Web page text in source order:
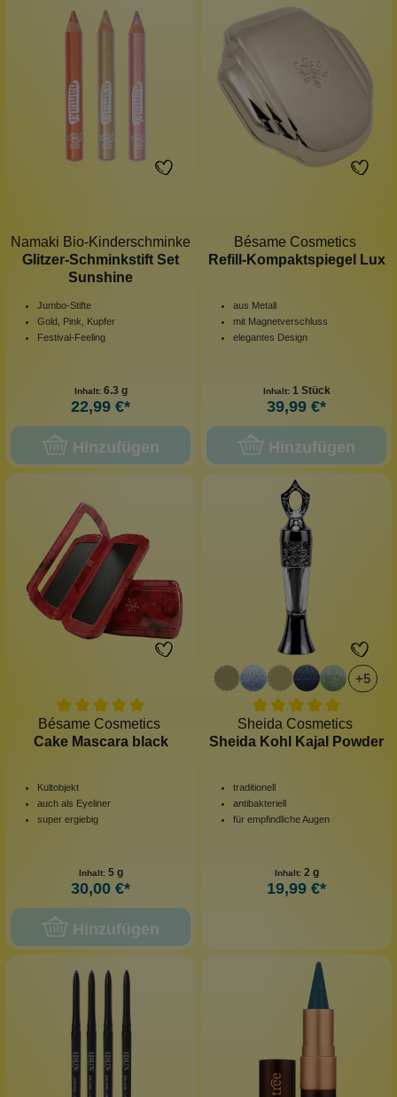
Namaki Bio-Kinderschminke
Glitzer-Schminkstift Set
Sunshine
Jumbo-Stifte
Gold, Pink, Kupfer
Festival-Feeling
Inhalt: 6.3 g
22,99 €*
Hinzufügen
Bésame Cosmetics
Refill-Kompaktspiegel Lux
aus Metall
mit Magnetverschluss
elegantes Design
Inhalt: 1 Stück
39,99 €*
Hinzufügen
Bésame Cosmetics
Cake Mascara black
Kultobjekt
auch als Eyeliner
super ergiebig
Inhalt: 5 g
30,00 €*
Hinzufügen
+5
Sheida Cosmetics
Sheida Kohl Kajal Powder
traditionell
antibakteriell
für empfindliche Augen
Inhalt: 2 g
19,99 €*